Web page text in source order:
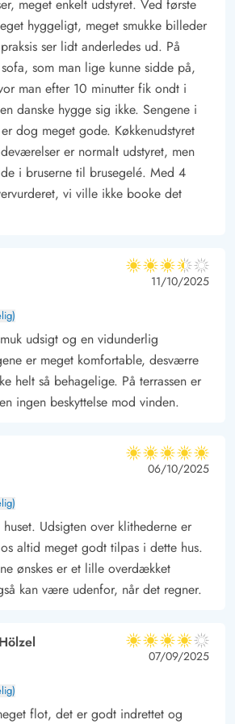
om I søger afslapning eller action,
meget enkelt udstyret. Ved første
hyggeligt, meget smukke billeder
ser lidt anderledes ud. På
som man lige kunne sidde på,
man efter 10 minutter fik ondt i
danske hygge sig ikke. Sengene i
dog meget gode. Køkkenudstyret
er normalt udstyret, men
i bruserne til brusegelé. Med 4
vi ville ikke booke det
3.5 ud af 5
3.5 ud af 5
3.5 out of 5
11/10/2025
udsigt og en vidunderlig
er meget komfortable, desværre
helt så behagelige. På terrassen er
ingen beskyttelse mod vinden.
5 ud af 5
5 ud af 5
5 out of 5
06/10/2025
Udsigten over klithederne er
altid meget godt tilpas i dette hus.
ønskes er et lille overdækket
kan være udenfor, når det regner.
4 ud af 5
4 ud af 5
4 out of 5
07/09/2025
flot, det er godt indrettet og